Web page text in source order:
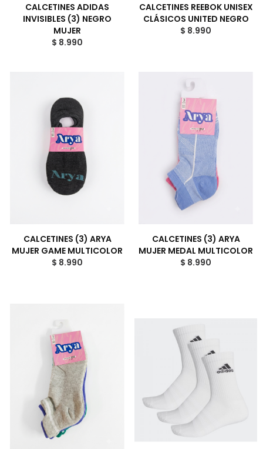
CALCETINES ADIDAS
INVISIBLES (3) NEGRO
MUJER
$ 8.990
CALCETINES REEBOK UNISEX
CLÁSICOS UNITED NEGRO
$ 8.990
CALCETINES (3) ARYA
MUJER GAME MULTICOLOR
$ 8.990
CALCETINES (3) ARYA
MUJER MEDAL MULTICOLOR
$ 8.990